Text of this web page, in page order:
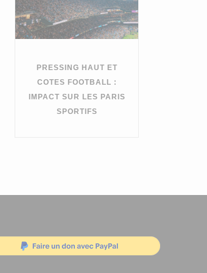
PRESSING HAUT ET
COTES FOOTBALL :
IMPACT SUR LES PARIS
SPORTIFS